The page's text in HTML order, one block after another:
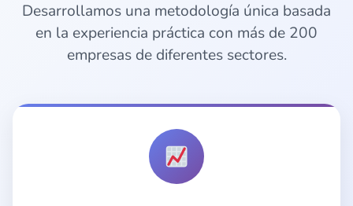
Desarrollamos una metodología única basada
en la experiencia práctica con más de 200
empresas de diferentes sectores.